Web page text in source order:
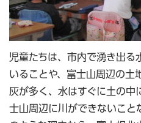
児童たちは、市内で湧き出る
いることや、富士山周辺の土
灰が多く、水はすぐに土の中
士山周辺に川ができないこと